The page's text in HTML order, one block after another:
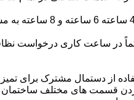
نظافچی قیمت کاملاً شفاف برای
از دستمال مشترک برای
کردن قسمت های مختلف